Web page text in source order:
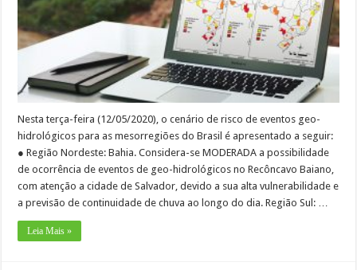
Nesta terça-feira (12/05/2020), o cenário de risco de eventos geo-
hidrológicos para as mesorregiões do Brasil é apresentado a seguir:
● Região Nordeste: Bahia. Considera-se MODERADA a possibilidade
de ocorrência de eventos de geo-hidrológicos no Recôncavo Baiano,
com atenção a cidade de Salvador, devido a sua alta vulnerabilidade e
a previsão de continuidade de chuva ao longo do dia. Região Sul: …
Leia Mais »